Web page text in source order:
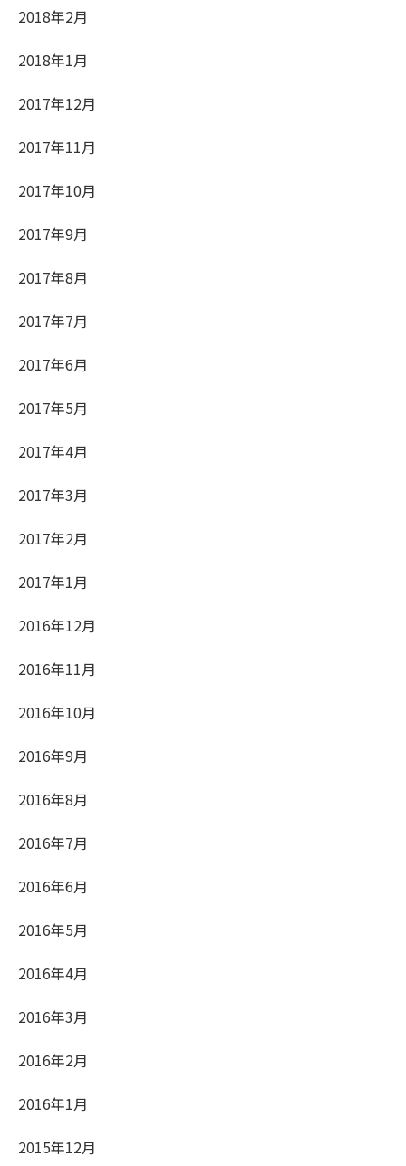
2018年2月
2018年1月
2017年12月
2017年11月
2017年10月
2017年9月
2017年8月
2017年7月
2017年6月
2017年5月
2017年4月
2017年3月
2017年2月
2017年1月
2016年12月
2016年11月
2016年10月
2016年9月
2016年8月
2016年7月
2016年6月
2016年5月
2016年4月
2016年3月
2016年2月
2016年1月
2015年12月